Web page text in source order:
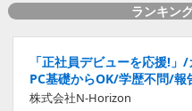
ランキン
「正社員デビューを応援!
PC基礎からOK/学歴不問/報
株式会社N-Horizon